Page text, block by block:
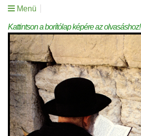
Menü
Kattintson a borítólap képére az olvasáshoz!